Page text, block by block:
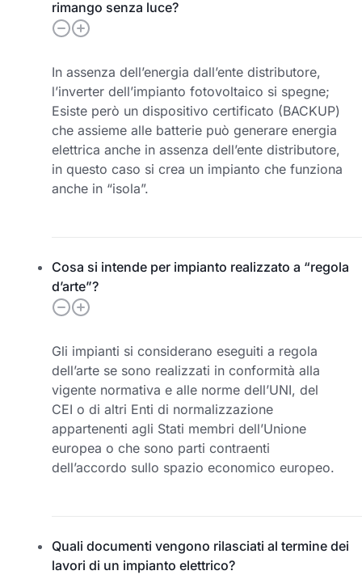
rimango senza luce?
In assenza dell’energia dall’ente distributore,
l’inverter dell’impianto fotovoltaico si spegne;
Esiste però un dispositivo certificato (BACKUP)
che assieme alle batterie può generare energia
elettrica anche in assenza dell’ente distributore,
in questo caso si crea un impianto che funziona
anche in “isola”.
Cosa si intende per impianto realizzato a “regola
d’arte”?
Gli impianti si considerano eseguiti a regola
dell’arte se sono realizzati in conformità alla
vigente normativa e alle norme dell’UNI, del
CEI o di altri Enti di normalizzazione
appartenenti agli Stati membri dell’Unione
europea o che sono parti contraenti
dell’accordo sullo spazio economico europeo.
Quali documenti vengono rilasciati al termine dei
lavori di un impianto elettrico?